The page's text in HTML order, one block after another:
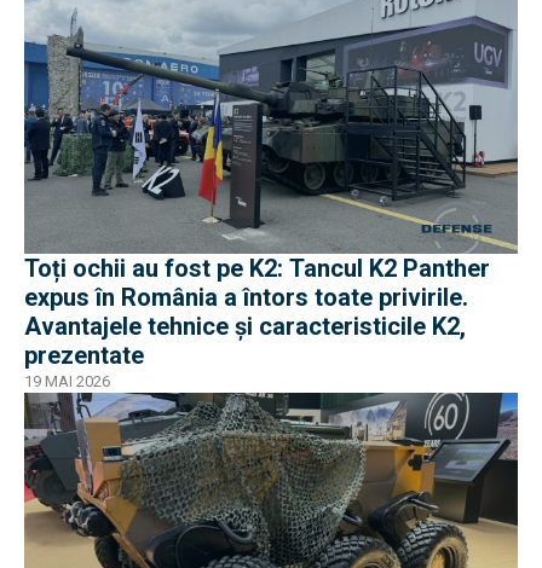
Toți ochii au fost pe K2: Tancul K2 Panther
expus în România a întors toate privirile.
Avantajele tehnice și caracteristicile K2,
prezentate
19 MAI 2026